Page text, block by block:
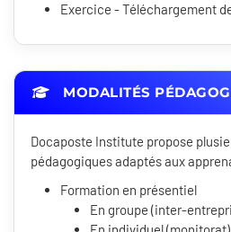
Exercice - Téléchargement
MODALITÉS
Docaposte Institute propose
pédagogiques adaptés aux
Formation en présentiel
En groupe (inter-